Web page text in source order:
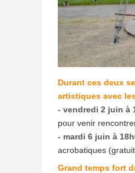
Durant ces deux
artistiques avec
- vendredi 2 juin à
pour venir
- mardi 6 juin à
acrobatiques
Grand temps fort